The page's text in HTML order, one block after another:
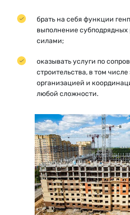
брать на себя функции
выполнение
силами;
оказывать услуги по
строительства, в том
организацией и
любой сложности.